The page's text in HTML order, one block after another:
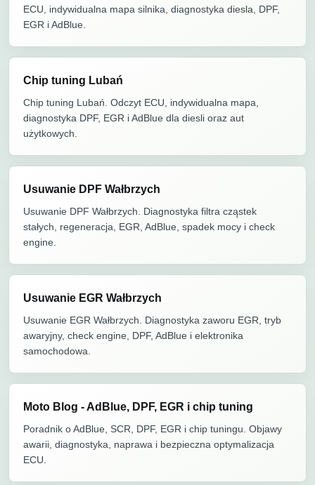
ECU, indywidualna mapa silnika, diagnostyka diesla, DPF,
EGR i AdBlue.
Chip tuning Lubań
Chip tuning Lubań. Odczyt ECU, indywidualna mapa,
diagnostyka DPF, EGR i AdBlue dla diesli oraz aut
użytkowych.
Usuwanie DPF Wałbrzych
Usuwanie DPF Wałbrzych. Diagnostyka filtra cząstek
stałych, regeneracja, EGR, AdBlue, spadek mocy i check
engine.
Usuwanie EGR Wałbrzych
Usuwanie EGR Wałbrzych. Diagnostyka zaworu EGR, tryb
awaryjny, check engine, DPF, AdBlue i elektronika
samochodowa.
Moto Blog - AdBlue, DPF, EGR i chip tuning
Poradnik o AdBlue, SCR, DPF, EGR i chip tuningu. Objawy
awarii, diagnostyka, naprawa i bezpieczna optymalizacja
ECU.